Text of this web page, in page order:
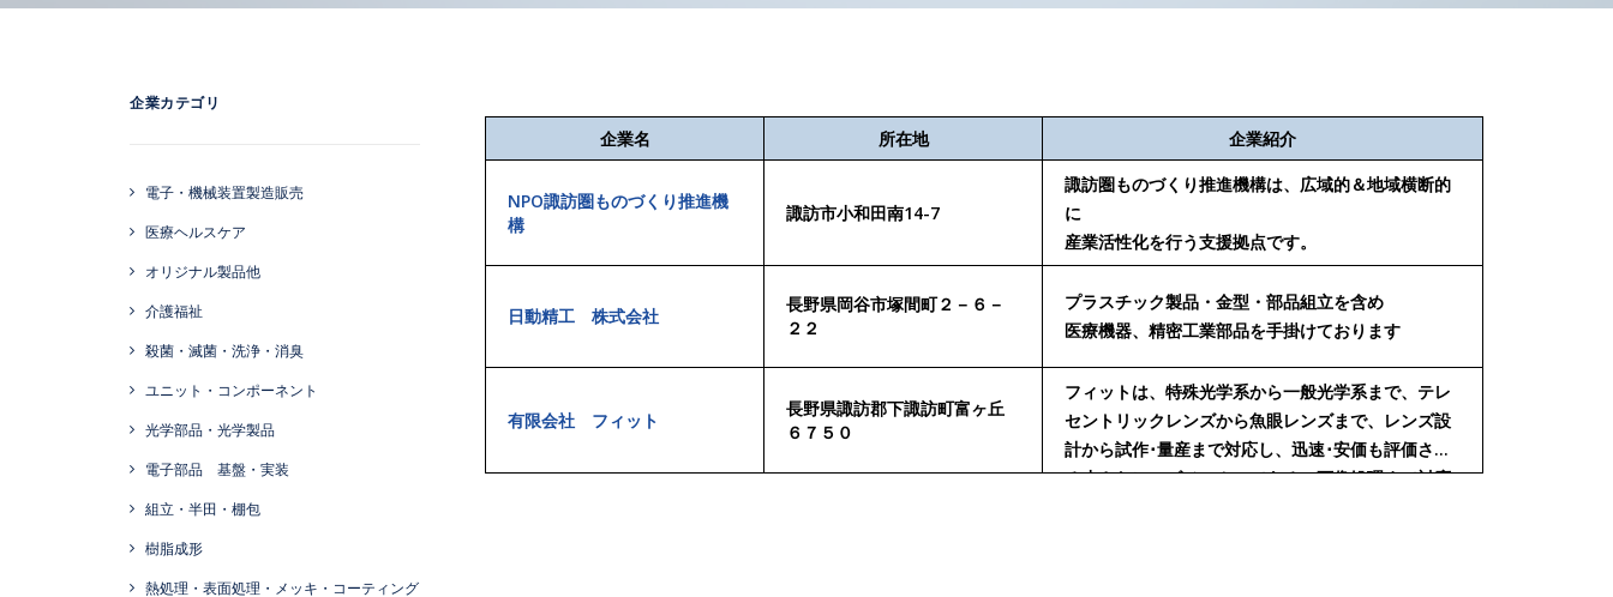
企業カテゴリ
電子・機械装置製造販売
医療ヘルスケア
オリジナル製品他
介護福祉
殺菌・滅菌・洗浄・消臭
ユニット・コンポーネント
光学部品・光学製品
電子部品 基盤・実装
組立・半田・棚包
樹脂成形
熱処理・表面処理・メッキ・コーティング
企業名 所在地 企業紹介
NPO諏訪圏ものづくり推進機
構
諏訪市小和田南14-7
諏訪圏ものづくり推進機構は、広域的＆地域横断的
に
産業活性化を行う支援拠点です。
日動精工 株式会社
長野県岡谷市塚間町２－６－
２２
プラスチック製品・金型・部品組立を含め
医療機器、精密工業部品を手掛けております
有限会社 フィット
長野県諏訪郡下諏訪町富ヶ丘
６７５０
フィットは、特殊光学系から一般光学系まで、テレ
セントリックレンズから魚眼レンズまで、レンズ設
計から試作･量産まで対応し、迅速･安価も評価され
る小さなレンズメーカーである。画像処理まで対応